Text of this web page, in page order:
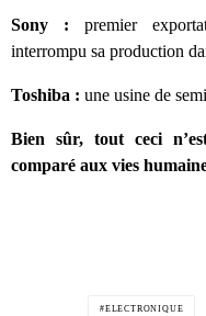
Sony : premier
interrompu sa production
Toshiba : une usine de
Bien sûr, tout ceci
comparé aux vies
ELECTRONIQUE